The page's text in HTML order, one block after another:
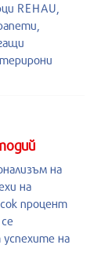
REHAU,
на
на
процент
на